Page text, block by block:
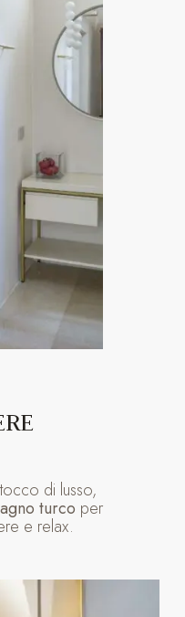
di lusso,
turco per
e relax.